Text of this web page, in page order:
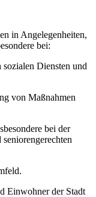
in Angelegenheiten,
bei:
Diensten und
von Maßnahmen
bei der
Einwohner der Stadt